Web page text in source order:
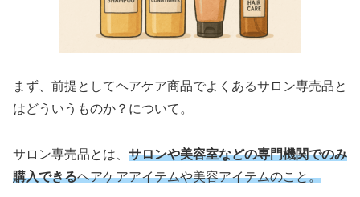
まず、前提としてヘアケア商品でよくあるサロン専売品と
はどういうものか？について。
サロン専売品とは、 サロンや美容室などの専門機関でのみ
購入できるヘアケアアイテムや美容アイテムのこと。